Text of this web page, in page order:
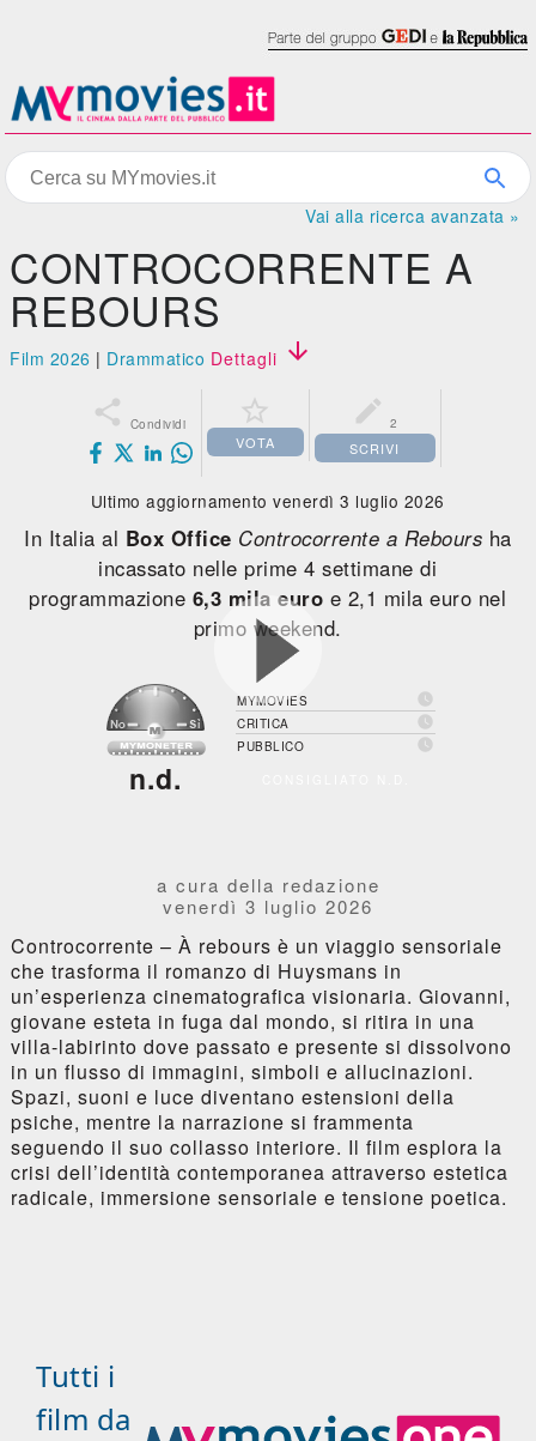
Vai alla ricerca avanzata »
CONTROCORRENTE A
REBOURS
Film 2026 | Drammatico Dettagli 
 Condividi 
VOTA
 2
SCRIVI
Ultimo aggiornamento venerdì 3 luglio 2026
In Italia al Box Office Controcorrente a Rebours ha
incassato nelle prime 4 settimane di
programmazione 6,3 mila euro e 2,1 mila euro nel
primo weekend.
n.d.
MYMOVIES 
CRITICA 
PUBBLICO 
a cura della redazione
venerdì 3 luglio 2026
Controcorrente – À rebours è un viaggio sensoriale
che trasforma il romanzo di Huysmans in
un’esperienza cinematografica visionaria. Giovanni,
giovane esteta in fuga dal mondo, si ritira in una
villa-labirinto dove passato e presente si dissolvono
in un flusso di immagini, simboli e allucinazioni.
Spazi, suoni e luce diventano estensioni della
psiche, mentre la narrazione si frammenta
seguendo il suo collasso interiore. Il film esplora la
crisi dell’identità contemporanea attraverso estetica
radicale, immersione sensoriale e tensione poetica.
Tutti i
film da